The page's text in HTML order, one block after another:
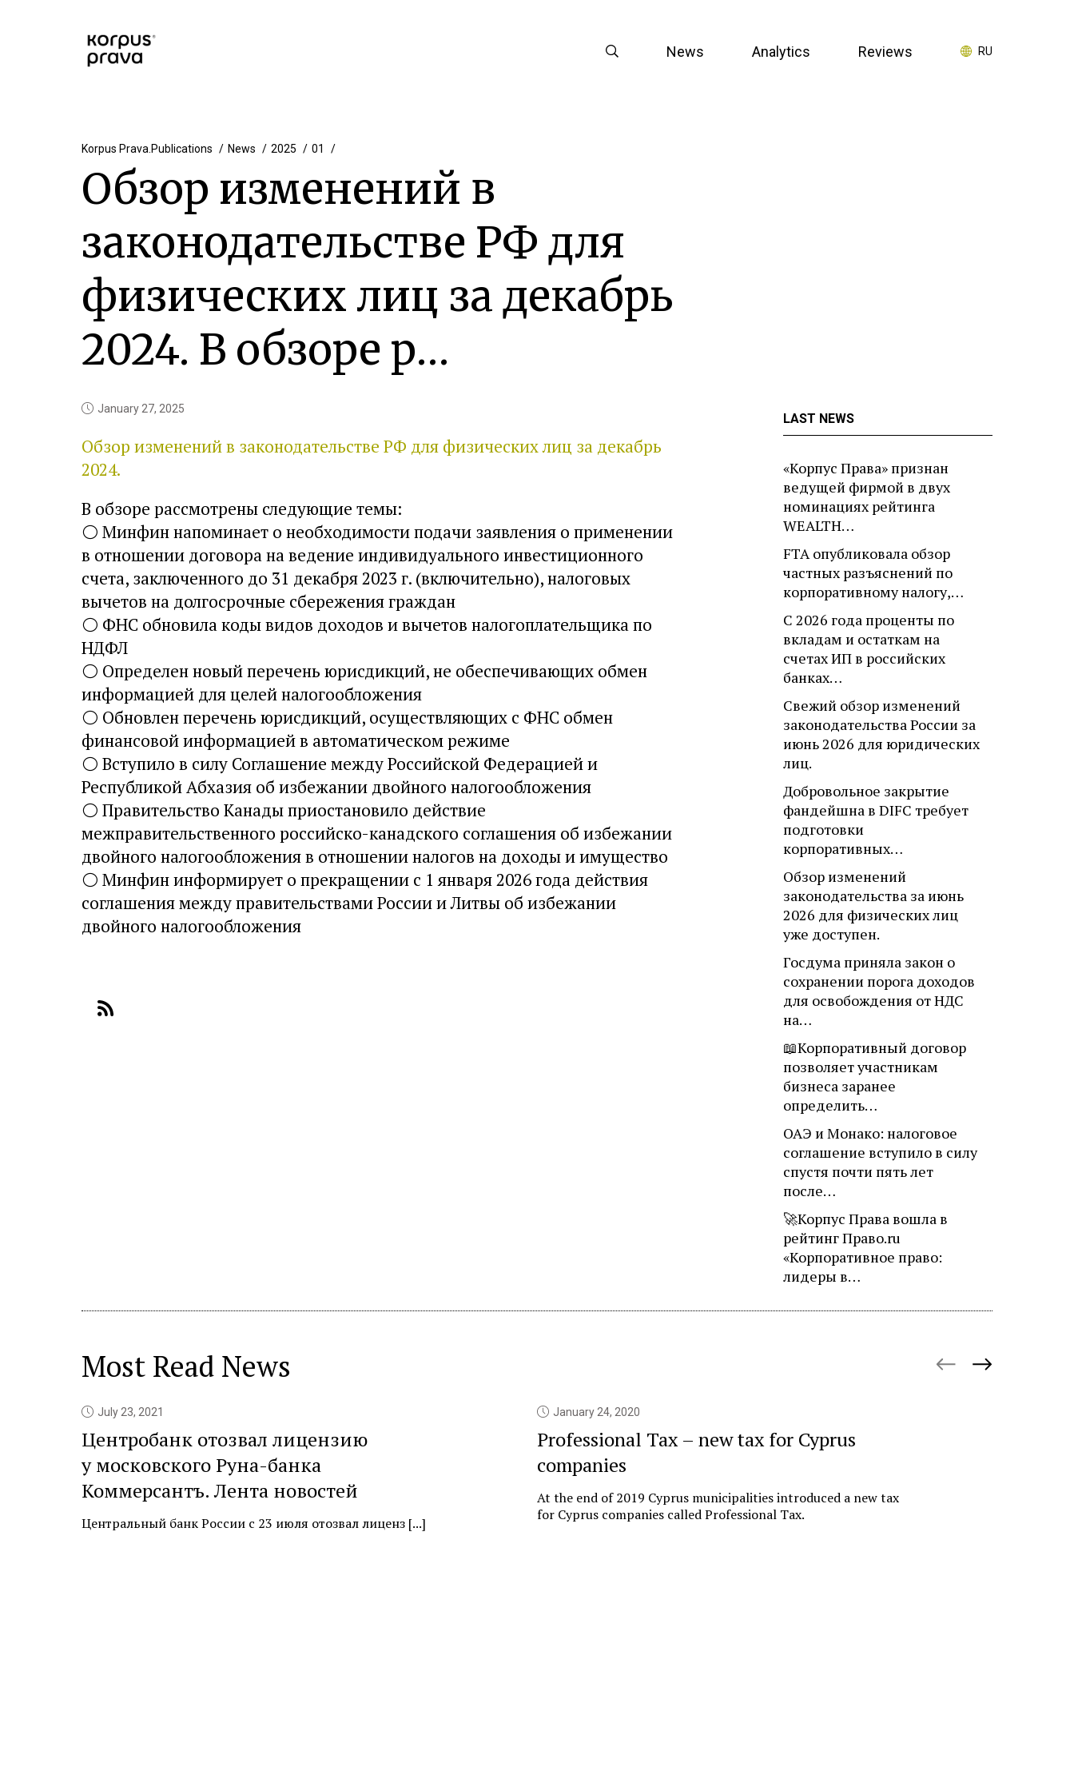
News Analytics Reviews RU
Korpus Prava.Publications News 2025 01
Обзор изменений в
законодательстве РФ для
физических лиц за декабрь
2024. В обзоре р…
January 27, 2025
Обзор изменений в законодательстве РФ для физических лиц за декабрь
2024.
В обзоре рассмотрены следующие темы:
⚪ Минфин напоминает о необходимости подачи заявления о применении
в отношении договора на ведение индивидуального инвестиционного
счета, заключенного до 31 декабря 2023 г. (включительно), налоговых
вычетов на долгосрочные сбережения граждан
⚪ ФНС обновила коды видов доходов и вычетов налогоплательщика по
НДФЛ
⚪ Определен новый перечень юрисдикций, не обеспечивающих обмен
информацией для целей налогообложения
⚪ Обновлен перечень юрисдикций, осуществляющих с ФНС обмен
финансовой информацией в автоматическом режиме
⚪ Вступило в силу Соглашение между Российской Федерацией и
Республикой Абхазия об избежании двойного налогообложения
⚪ Правительство Канады приостановило действие
межправительственного российско-канадского соглашения об избежании
двойного налогообложения в отношении налогов на доходы и имущество
⚪ Минфин информирует о прекращении с 1 января 2026 года действия
соглашения между правительствами России и Литвы об избежании
двойного налогообложения
LAST NEWS
«Корпус Права» признан
ведущей фирмой в двух
номинациях рейтинга
WEALTH…
FTA опубликовала обзор
частных разъяснений по
корпоративному налогу,…
С 2026 года проценты по
вкладам и остаткам на
счетах ИП в российских
банках…
Свежий обзор изменений
законодательства России за
июнь 2026 для юридических
лиц.
Добровольное закрытие
фандейшна в DIFC требует
подготовки
корпоративных…
Обзор изменений
законодательства за июнь
2026 для физических лиц
уже доступен.
Госдума приняла закон о
сохранении порога доходов
для освобождения от НДС
на…
📖Корпоративный договор
позволяет участникам
бизнеса заранее
определить…
ОАЭ и Монако: налоговое
соглашение вступило в силу
спустя почти пять лет
после…
🚀Корпус Права вошла в
рейтинг Право.ru
«Корпоративное право:
лидеры в…
Most Read News
July 23, 2021
Центробанк отозвал лицензию
у московского Руна-банка
Коммерсантъ. Лента новостей
Центральный банк России с 23 июля отозвал лиценз [...]
January 24, 2020
Professional Tax – new tax for Cyprus
companies
At the end of 2019 Cyprus municipalities introduced a new tax
for Cyprus companies called Professional Tax.